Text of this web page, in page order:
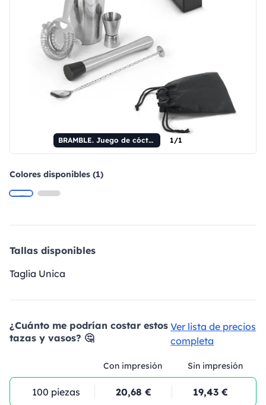
BRAMBLE. Juego de cóctel de acero inoxidable de 6 piezas. 1/1
Colores disponibles (1)
Tallas disponibles
Taglia Unica
¿Cuánto me podrían costar estos
tazas y vasos? 🤔
Ver lista de precios
completa
Con impresión Sin impresión
100 piezas 20,68 € 19,43 €